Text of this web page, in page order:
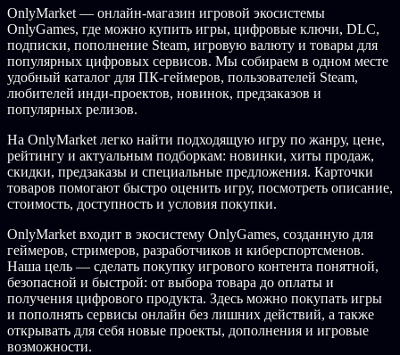
OnlyMarket — онлайн-магазин игровой экосистемы
OnlyGames, где можно купить игры, цифровые ключи, DLC,
подписки, пополнение Steam, игровую валюту и товары для
популярных цифровых сервисов. Мы собираем в одном месте
удобный каталог для ПК-геймеров, пользователей Steam,
любителей инди-проектов, новинок, предзаказов и
популярных релизов.
На OnlyMarket легко найти подходящую игру по жанру, цене,
рейтингу и актуальным подборкам: новинки, хиты продаж,
скидки, предзаказы и специальные предложения. Карточки
товаров помогают быстро оценить игру, посмотреть описание,
стоимость, доступность и условия покупки.
OnlyMarket входит в экосистему OnlyGames, созданную для
геймеров, стримеров, разработчиков и киберспортсменов.
Наша цель — сделать покупку игрового контента понятной,
безопасной и быстрой: от выбора товара до оплаты и
получения цифрового продукта. Здесь можно покупать игры
и пополнять сервисы онлайн без лишних действий, а также
открывать для себя новые проекты, дополнения и игровые
возможности.